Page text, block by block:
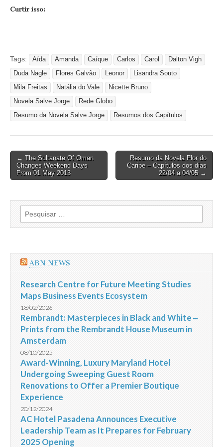
Curtir isso:
Tags: Aída Amanda Caíque Carlos Carol
Dalton Vigh
Duda Nagle
Flores Galvão Leonor
Lisandra Souto
Mila Freitas
Natália do Vale
Nicette Bruno
Novela Salve Jorge
Rede Globo
Resumo da Novela Salve Jorge
Resumos dos Capítulos
Post
navigation
← The Sultanate Of Oman
Changes Weekend Days
From 01 May 2013
Resumo da Novela Flor do
Caribe – Capítulos dos dias
22/04 a 04/05 →
Pesquisar
por:
ABN NEWS
Research Centre for Future Meeting Studies
Maps Business Events Ecosystem
18/02/2026
Rembrandt: Masterpieces in Black and White ‒
Prints from the Rembrandt House Museum in
Amsterdam
08/10/2025
Award-Winning, Luxury Maryland Hotel
Undergoing Sweeping Guest Room
Renovations to Offer a Premier Boutique
Experience
20/12/2024
AC Hotel Pasadena Announces Executive
Leadership Team as It Prepares for February
2025 Opening